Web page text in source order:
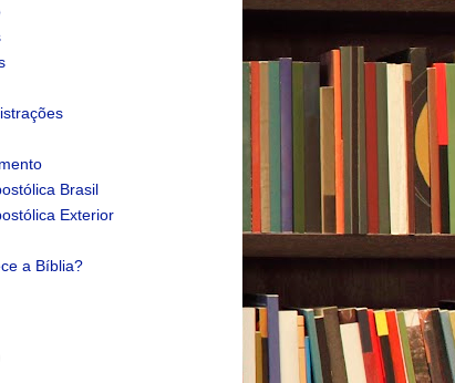
Brasil
Exterior
a Bíblia?